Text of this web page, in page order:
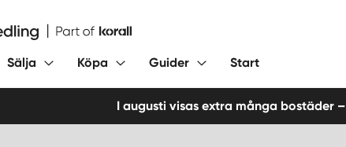
Sälja Köpa Guider Start
I augusti visas extra många bostäder –